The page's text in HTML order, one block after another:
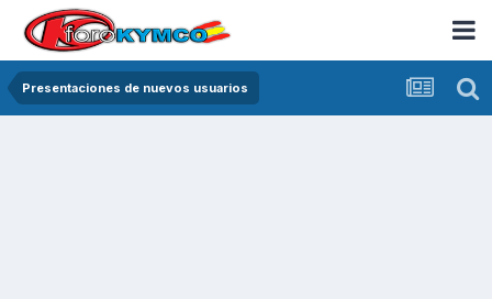
Presentaciones de nuevos usuarios